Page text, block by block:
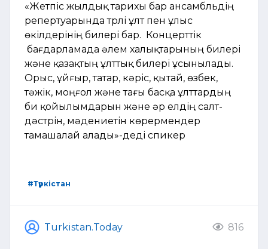
«Жетпіс жылдық тарихы бар ансамбльдің
репертуарында түрлі ұлт пен ұлыс
өкілдерінің билері бар. Концерттік
бағдарламада әлем халықтарының билері
және қазақтың ұлттық билері ұсынылады.
Орыс, ұйғыр, татар, кәріс, қытай, өзбек,
тәжік, моңғол және тағы басқа ұлттардың
би қойылымдарын және әр елдің салт-
дәстүрін, мәдениетін көрермендер
тамашалай алады»-деді спикер
#Түркістан
Turkistan.Today 816